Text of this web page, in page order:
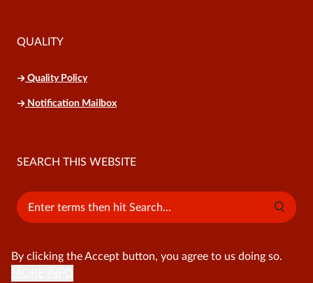
QUALITY
Quality Policy
Notification Mailbox
SEARCH THIS WEBSITE
Search
By clicking the Accept button, you agree to us doing so.